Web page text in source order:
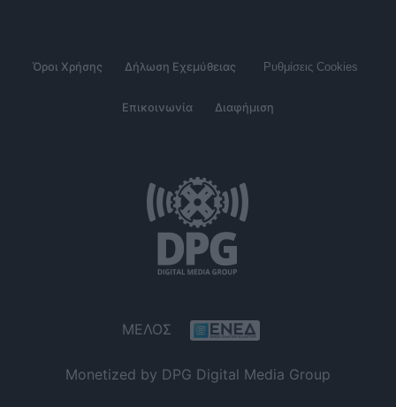
Όροι Χρήσης Δήλωση Εχεμύθειας Ρυθμίσεις Cookies
Επικοινωνία Διαφήμιση
ΜΕΛΟΣ
Monetized by DPG Digital Media Group